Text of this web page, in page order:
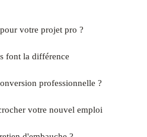
votre projet pro ?
font la différence
professionnelle ?
votre nouvel emploi